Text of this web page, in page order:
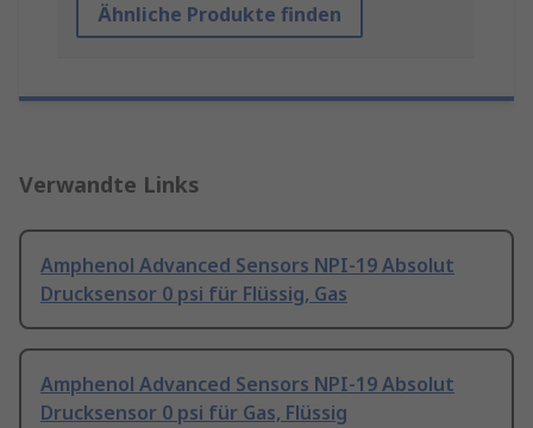
Ähnliche Produkte finden
Verwandte Links
Amphenol Advanced Sensors NPI-19 Absolut
Drucksensor 0 psi für Flüssig, Gas
Amphenol Advanced Sensors NPI-19 Absolut
Drucksensor 0 psi für Gas, Flüssig